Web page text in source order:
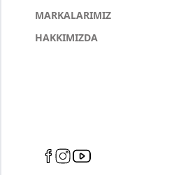
MARKALARIMIZ
HAKKIMIZDA